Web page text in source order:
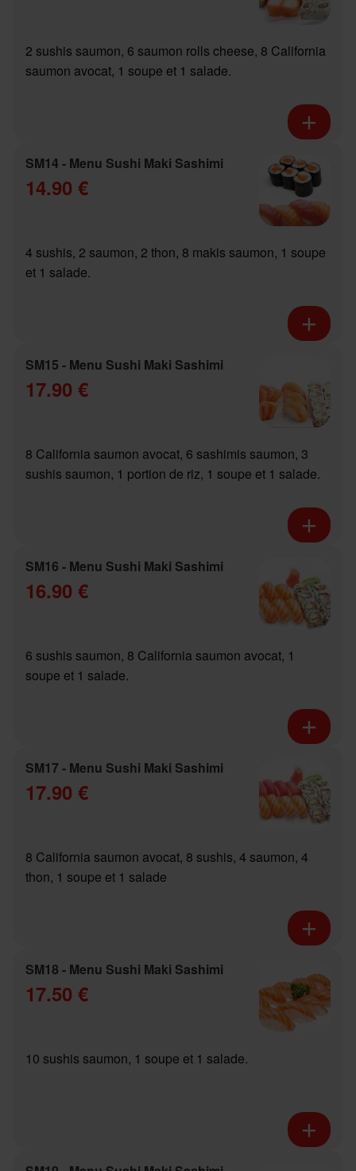
2 sushis saumon, 6 saumon rolls cheese, 8 California
saumon avocat, 1 soupe et 1 salade.
SM14 - Menu Sushi Maki Sashimi
14.90 €
4 sushis, 2 saumon, 2 thon, 8 makis saumon, 1 soupe
et 1 salade.
SM15 - Menu Sushi Maki Sashimi
17.90 €
8 California saumon avocat, 6 sashimis saumon, 3
sushis saumon, 1 portion de riz, 1 soupe et 1 salade.
SM16 - Menu Sushi Maki Sashimi
16.90 €
6 sushis saumon, 8 California saumon avocat, 1
soupe et 1 salade.
SM17 - Menu Sushi Maki Sashimi
17.90 €
8 California saumon avocat, 8 sushis, 4 saumon, 4
thon, 1 soupe et 1 salade
SM18 - Menu Sushi Maki Sashimi
17.50 €
10 sushis saumon, 1 soupe et 1 salade.